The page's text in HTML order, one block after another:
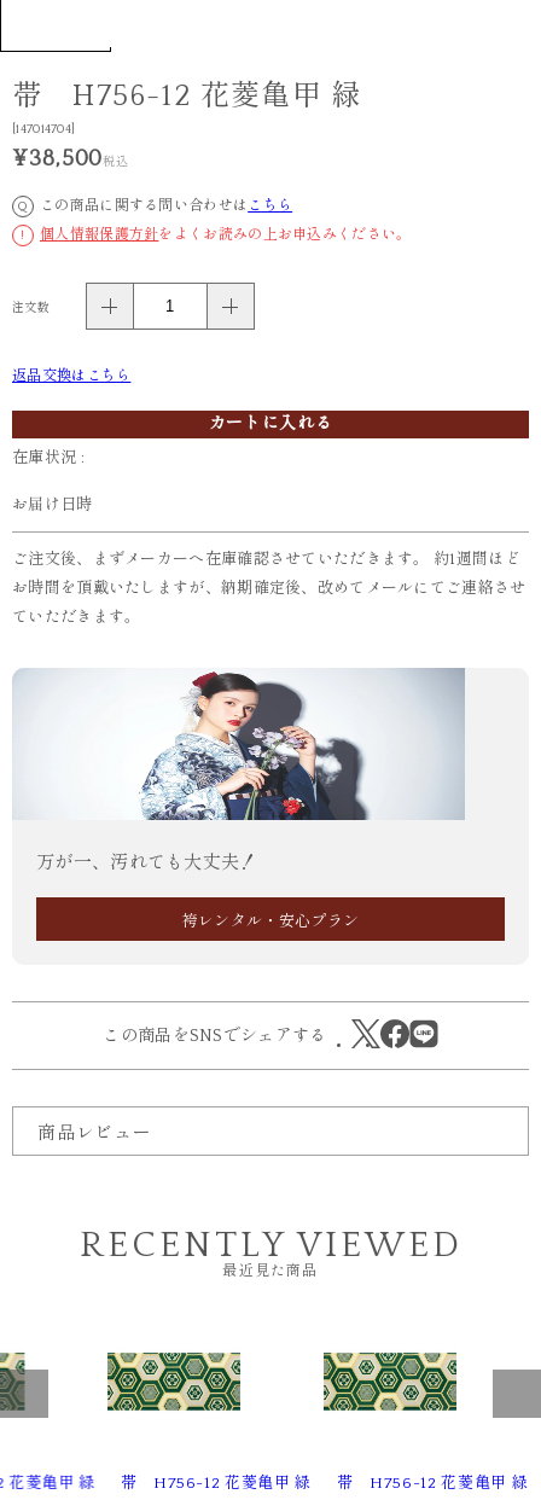
帯 H756-12 花菱亀甲 緑
[147014704]
¥38,500税込
Q この商品に関する問い合わせは こちら
! 個人情報保護方針をよくお読みの上お申込みください。
注文数
返品交換はこちら
カートに入れる
在庫状況 :
お届け日時
ご注文後、まずメーカーへ在庫確認させていただきます。 約1週間ほど
お時間を頂戴いたしますが、納期確定後、改めてメールにてご連絡させ
ていただきます。
万が一、汚れても大丈夫！
袴レンタル・安心プラン
この商品をSNSでシェアする
商品レビュー
RECENTLY VIEWED
最近見た商品
菱亀甲 緑 帯 H756-12 花菱亀甲 緑 帯 H756-12 花菱亀甲 緑